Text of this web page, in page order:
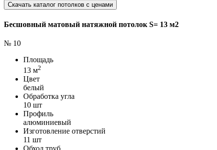
Скачать каталог потолков с ценами
Бесшовный матовый натяжной потолок S= 13 м2
№ 10
Площадь
13 м2
Цвет
белый
Обработка угла
10 шт
Профиль
алюминиевый
Изготовление отверстий
11 шт